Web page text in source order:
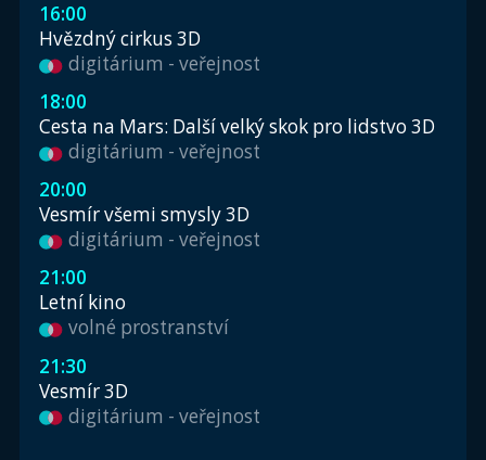
16:00
Hvězdný cirkus 3D
digitárium - veřejnost
18:00
Cesta na Mars: Další velký skok pro lidstvo 3D
digitárium - veřejnost
20:00
Vesmír všemi smysly 3D
digitárium - veřejnost
21:00
Letní kino
volné prostranství
21:30
Vesmír 3D
digitárium - veřejnost